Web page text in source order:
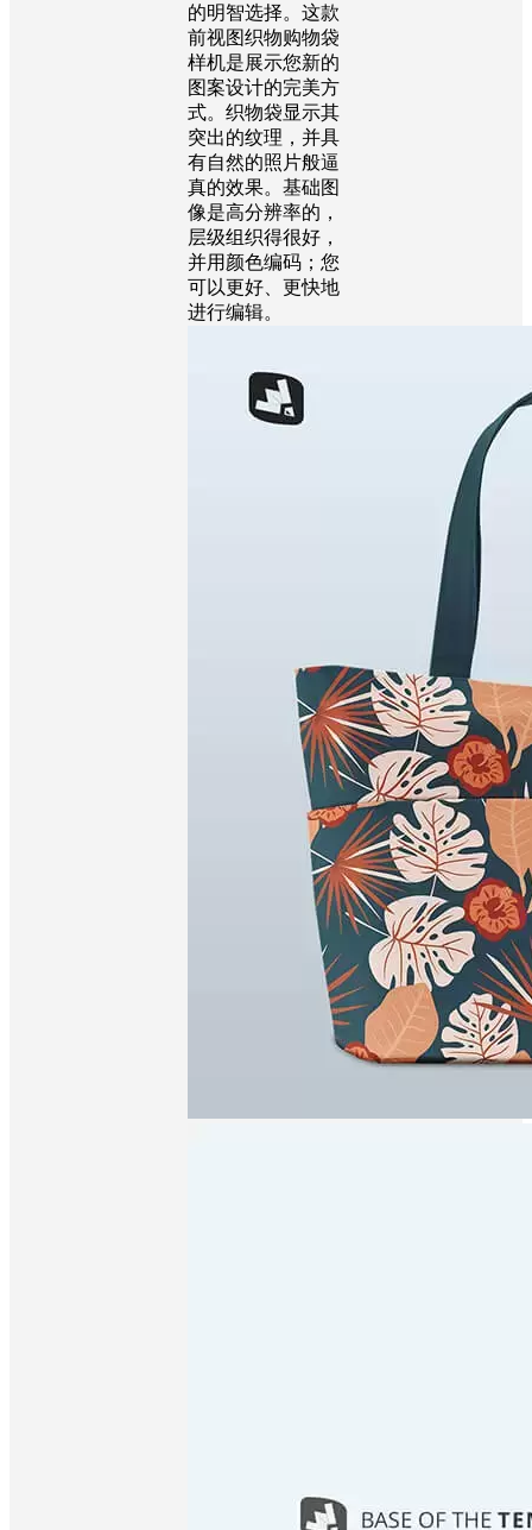
的明智选择。这款
前视图织物购物袋
样机是展示您新的
图案设计的完美方
式。织物袋显示其
突出的纹理，并具
有自然的照片般逼
真的效果。基础图
像是高分辨率的，
层级组织得很好，
并用颜色编码；您
可以更好、更快地
进行编辑。